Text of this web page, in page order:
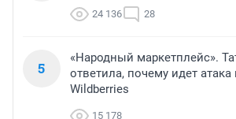
24 136 28
5
«Народный маркетплейс».
ответила, почему идет
Wildberries
15 178